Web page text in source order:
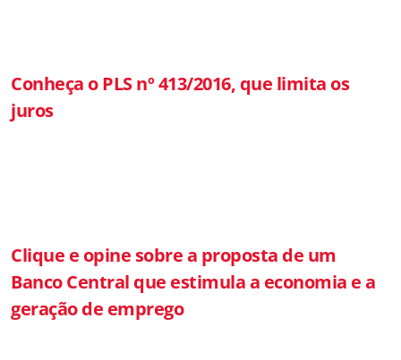
Conheça o PLS nº 413/2016, que limita os
juros
Clique e opine sobre a proposta de um
Banco Central que estimula a economia e a
geração de emprego